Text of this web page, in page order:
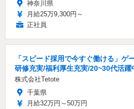
神奈川県
月給25万9,300円～
正社員
「スピード採用で今すぐ働ける」ゲ
研修充実/福利厚生充実/20~30代活躍
株式会社Tetote
千葉県
月給32万円～50万円